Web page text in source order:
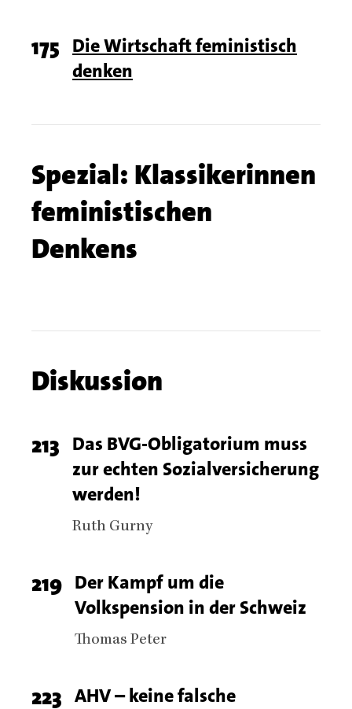
Page
number
175 Titel
Die Wirtschaft feministisch
denken
Chapter
name
Spezial: Klassikerinnen
feministischen
Denkens
Chapter
name
Diskussion
Chapter
articles
Page
number
213 Titel
Das BVG-Obligatorium muss
zur echten Sozialversicherung
werden!
Authors
Ruth Gurny
Page
number
219 Titel
Der Kampf um die
Volkspension in der Schweiz
Authors
Thomas Peter
Page
223 Titel
AHV – keine falsche